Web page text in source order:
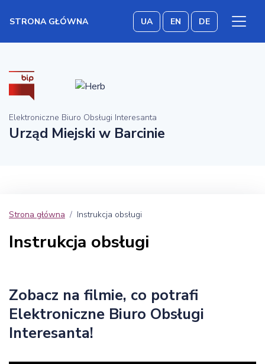
STRONA GŁÓWNA UA EN DE
Elektroniczne Biuro Obsługi Interesanta
Urząd Miejski w Barcinie
Strona główna Instrukcja obsługi
Instrukcja obsługi
Zobacz na filmie, co potrafi
Elektroniczne Biuro Obsługi
Interesanta!